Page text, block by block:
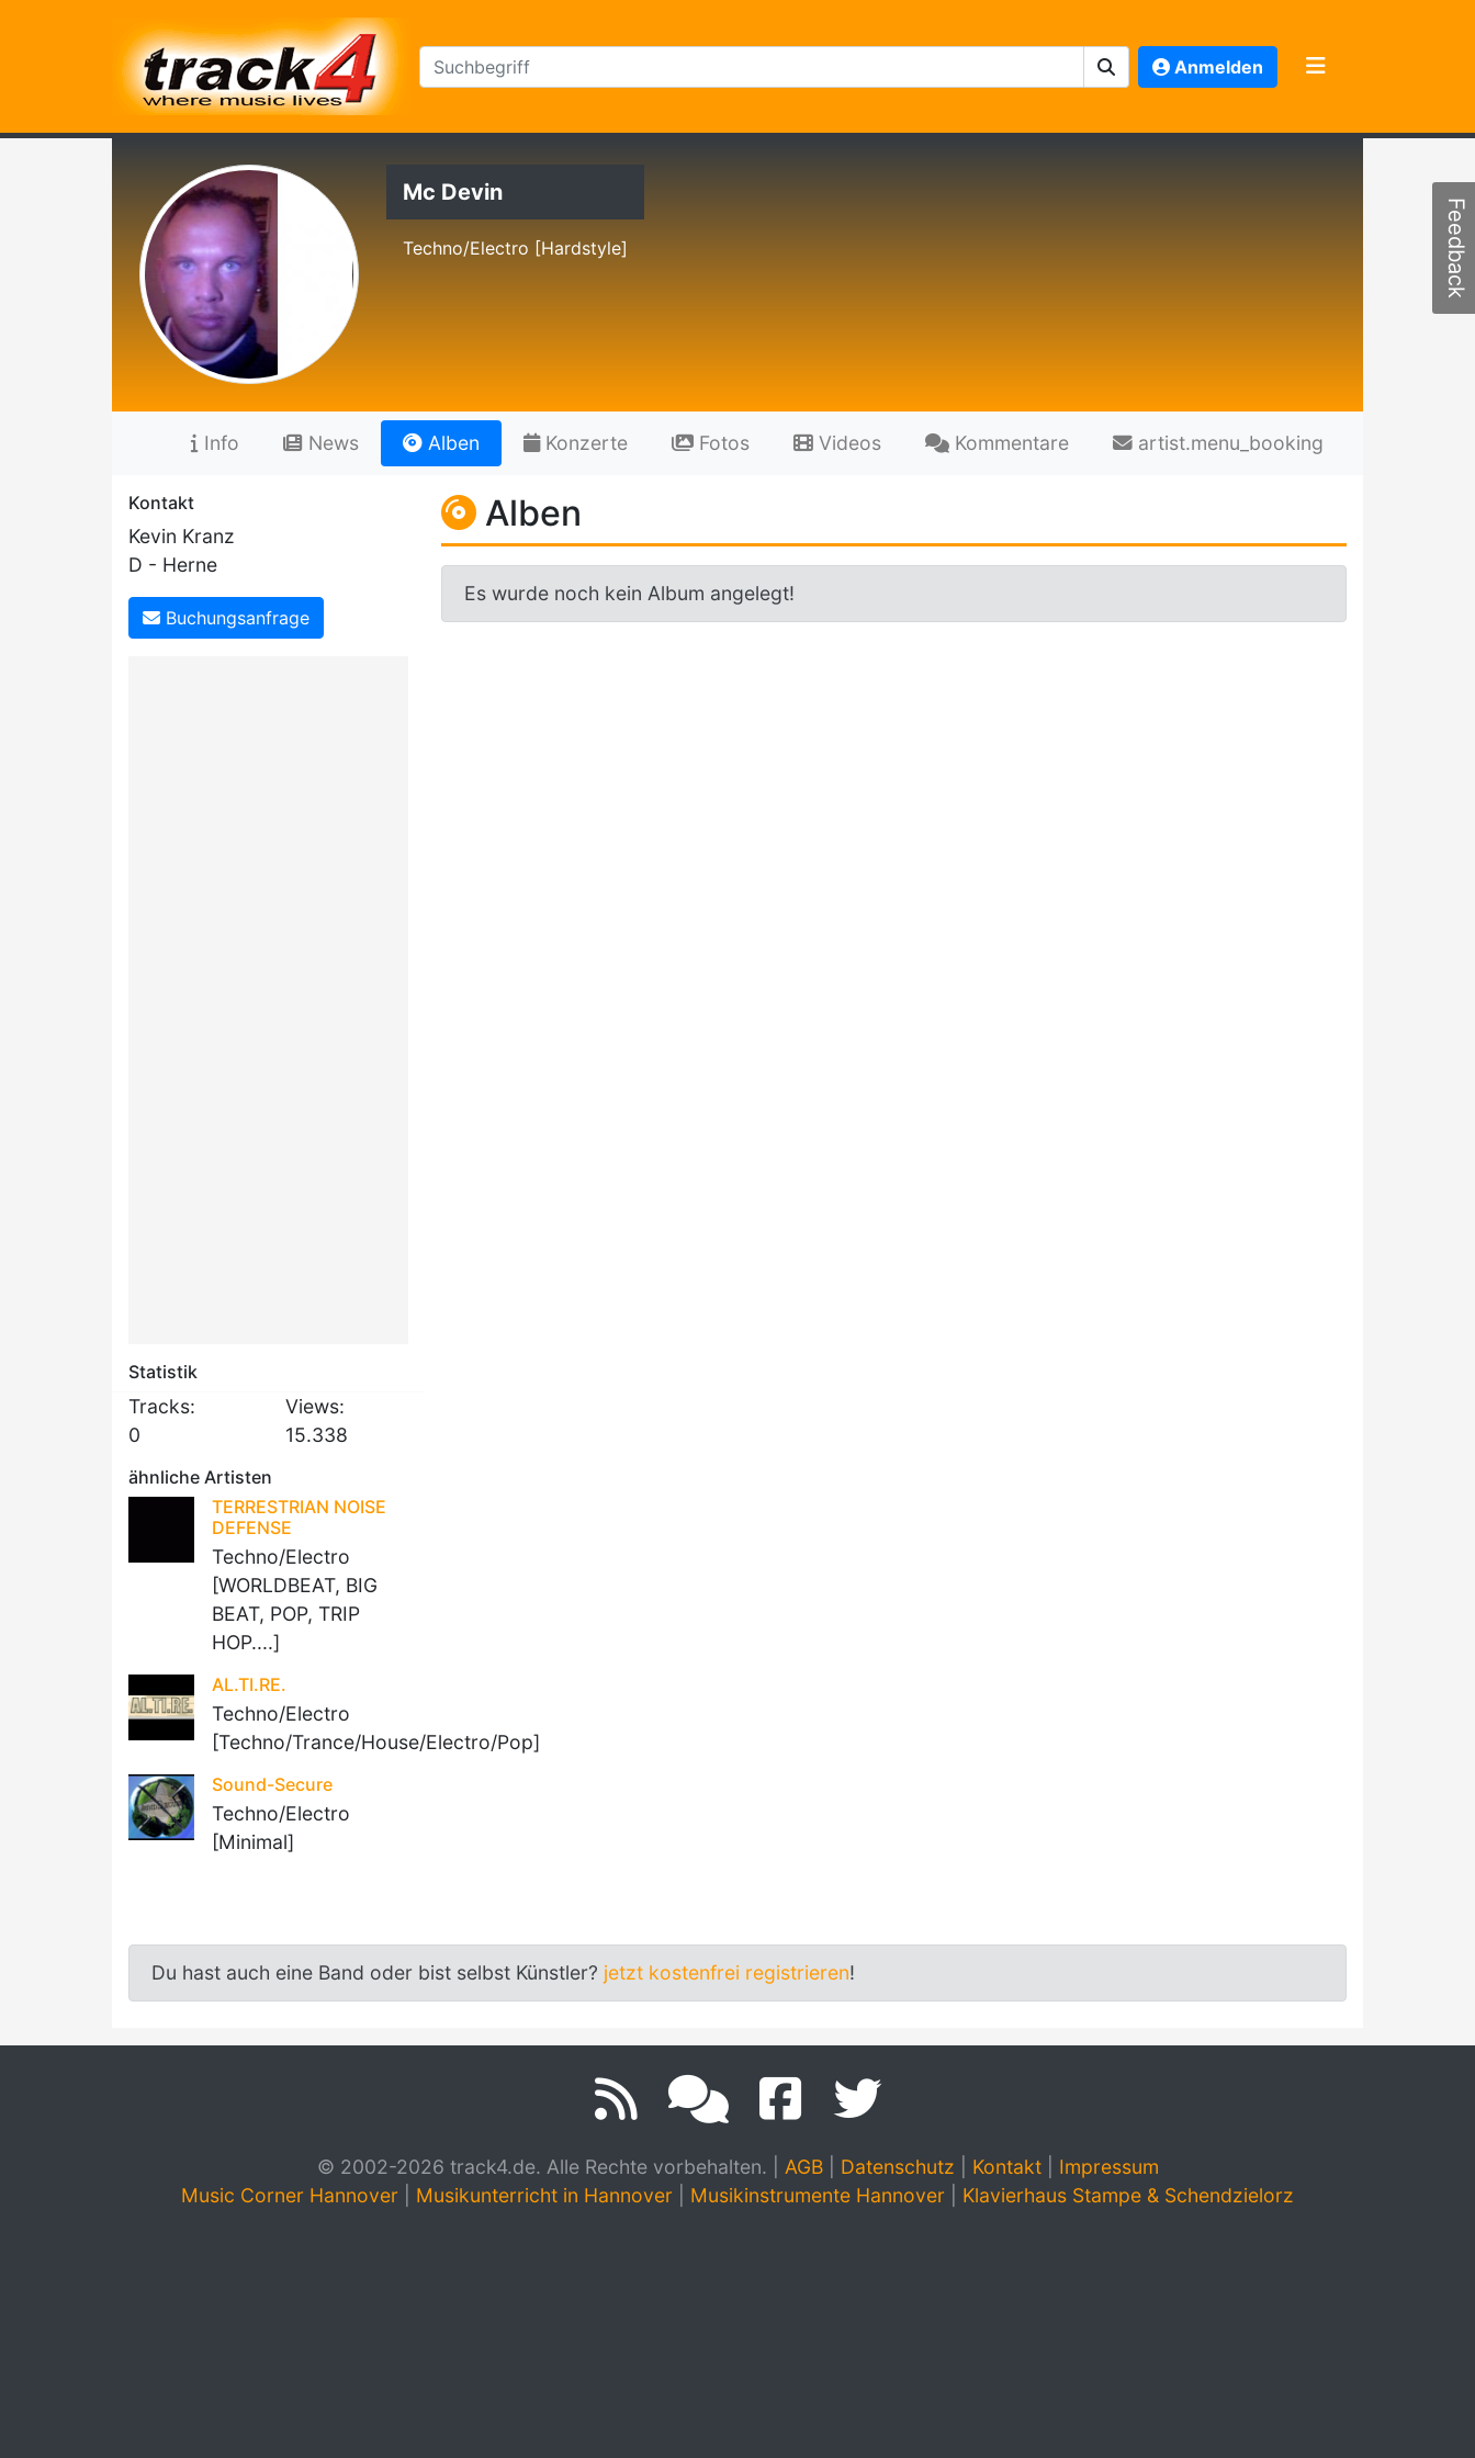
Anmelden
Mc Devin
Techno/Electro [Hardstyle]
Info News Alben Konzerte Fotos Videos Kommentare artist.menu_booking
Kontakt
Kevin Kranz
D - Herne
Buchungsanfrage
Statistik
Tracks:
0
Views:
15.338
ähnliche Artisten
TERRESTRIAN NOISE
DEFENSE
Techno/Electro
[WORLDBEAT, BIG
BEAT, POP, TRIP
HOP....]
AL.TI.RE.
Techno/Electro
[Techno/Trance/House/Electro/Pop]
Sound-Secure
Techno/Electro
[Minimal]
Alben
Es wurde noch kein Album angelegt!
Du hast auch eine Band oder bist selbst Künstler? jetzt kostenfrei registrieren!
© 2002-2026 track4.de. Alle Rechte vorbehalten. AGB| Datenschutz Kontakt| Impressum
Music Corner Hannover
Musikunterricht in Hannover Musikinstrumente Hannover Klavierhaus Stampe & Schendzielorz
Feedback